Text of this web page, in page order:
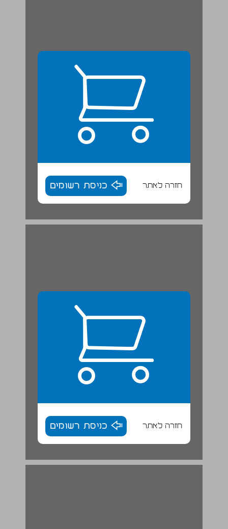
חזרה לאתר כניסת רשומים
חזרה לאתר כניסת רשומים